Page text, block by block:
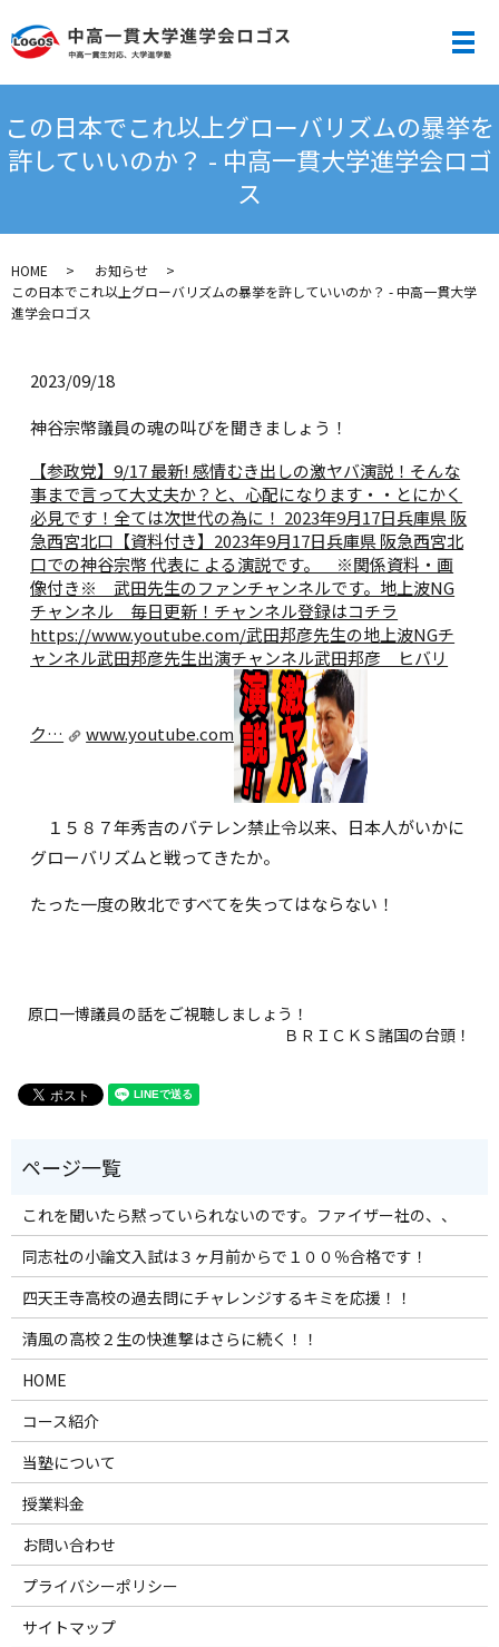
メ
この日本でこれ以上グローバリズムの暴挙を
許していいのか？ - 中高一貫大学進学会ロゴ
ス
HOME
お知らせ
この日本でこれ以上グローバリズムの暴挙を許していいのか？ - 中高一貫大学
進学会ロゴス
2023/09/18
神谷宗幣議員の魂の叫びを聞きましょう！
【参政党】9/17 最新! 感情むき出しの激ヤバ演説！そんな
事まで言って大丈夫か？と、心配になります・・とにかく
必見です！全ては次世代の為に！ 2023年9月17日兵庫県 阪
急西宮北口【資料付き】 2023年9月17日兵庫県 阪急西宮北
口での神谷宗幣 代表に よる演説です。 ※関係資料・画
像付き※ 武田先生のファンチャンネルです。地上波NG
チャンネル 毎日更新！チャンネル登録はコチラ
https://www.youtube.com/武田邦彦先生の地上波NGチ
ャンネル武田邦彦先生出演チャンネル武田邦彦 ヒバリ
ク… www.youtube.com
１５８７年秀吉のバテレン禁止令以来、日本人がいかに
グローバリズムと戦ってきたか。
たった一度の敗北ですべてを失ってはならない！
原口一博議員の話をご視聴しましょう！
ＢＲＩＣＫＳ諸国の台頭！
これを聞いたら黙っていられないのです。ファイザー社の、、
同志社の小論文入試は３ヶ月前からで１００％合格です！
四天王寺高校の過去問にチャレンジするキミを応援！！
清風の高校２生の快進撃はさらに続く！！
HOME
コース紹介
当塾について
授業料金
お問い合わせ
プライバシーポリシー
サイトマップ